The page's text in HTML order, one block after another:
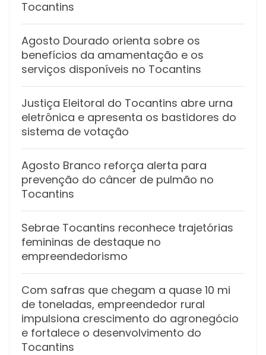
Tocantins
Agosto Dourado orienta sobre os
benefícios da amamentação e os
serviços disponíveis no Tocantins
Justiça Eleitoral do Tocantins abre urna
eletrônica e apresenta os bastidores do
sistema de votação
Agosto Branco reforça alerta para
prevenção do câncer de pulmão no
Tocantins
Sebrae Tocantins reconhece trajetórias
femininas de destaque no
empreendedorismo
Com safras que chegam a quase 10 mi
de toneladas, empreendedor rural
impulsiona crescimento do agronegócio
e fortalece o desenvolvimento do
Tocantins